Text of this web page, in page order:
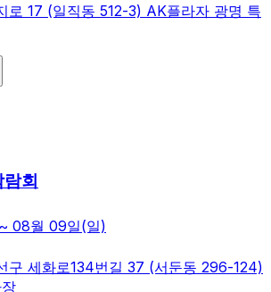
로 17 (일직동 512-3) AK플라자 광명 특
회
08월 09일(일)
구 세화로134번길 37 (서둔동 296-124)